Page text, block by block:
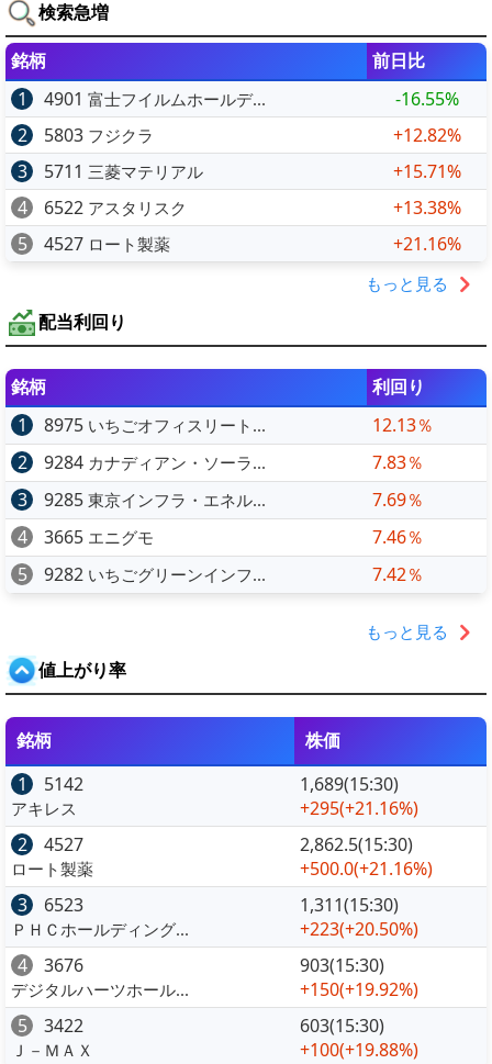
検索急増
銘柄
前日比
1
4901 富士フイルムホールデ...
-16.55%
2
5803 フジクラ
+12.82%
3
5711 三菱マテリアル
+15.71%
4
6522 アスタリスク
+13.38%
5
4527 ロート製薬 +21.16%
もっと見る
配当利回り
銘柄
利回り
1
8975 いちごオフィスリート...
12.13％
2
9284 カナディアン・ソーラ...
7.83％
3
9285 東京インフラ・エネル...
7.69％
4
3665 エニグモ
7.46％
5
9282 いちごグリーンインフ... 7.42％
もっと見る
値上がり率
銘柄
株価
1
5142
アキレス
1,689(15:30)
+295(+21.16%)
2
4527
ロート製薬
2,862.5(15:30)
+500.0(+21.16%)
3
6523
ＰＨＣホールディング...
1,311(15:30)
+223(+20.50%)
4
3676
デジタルハーツホール...
903(15:30)
+150(+19.92%)
5
3422
Ｊ－ＭＡＸ
603(15:30)
+100(+19.88%)